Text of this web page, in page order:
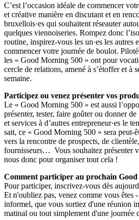
C’est l’occasion idéale de commencer
et créative manière en discutant et en
bruxellois·es qui souhaitent réseauter
quelques viennoiseries. Rompez donc
routine, inspirez-vous les un·es les autres
commencer votre journée de boulot.
les « Good Morning 500 » ont pour
cercle de relations, amené à s’étoffer et à
semaine.
Participez ou venez présenter vos
Le « Good Morning 500 » est aussi
présenter, tester, faire goûter ou donner
et services à d’autres entrepreneur·es le
sait, ce « Good Morning 500 » sera peut-
vers la rencontre de prospects, de
fournisseurs… Vous souhaitez présenter
nous donc pour organiser tout cela !
Comment participer au prochain
Pour participer, inscrivez-vous dès
Et n'oubliez pas, venez comme vous êtes
informel, que vous sortiez d'une réunion
matinal ou tout simplement d'une journée